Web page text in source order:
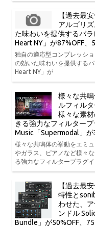
【過去最
アルゴリ
た味わいを提供するパ
Heart NY」が87%OFF、
独自の適応型コンプレッシ
の効いた味わいを提供する
Heart NY」が
様々な共
ルフィル
様々な素
きる強力なフィルター
Music「Supermodal」が
様々な共鳴体の挙動をエミ
やガラス、ピアノなど様々
る強力なフィルタープラグ
【過去最
特性と
わせた、
ンドル
Bundle」が50%OFF、